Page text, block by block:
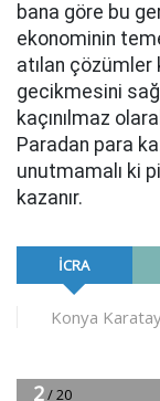
bana göre bu
ekonominin
atılan
gecikmesini
kaçınılmaz
Paradan para
unutmamalı ki
kazanır.